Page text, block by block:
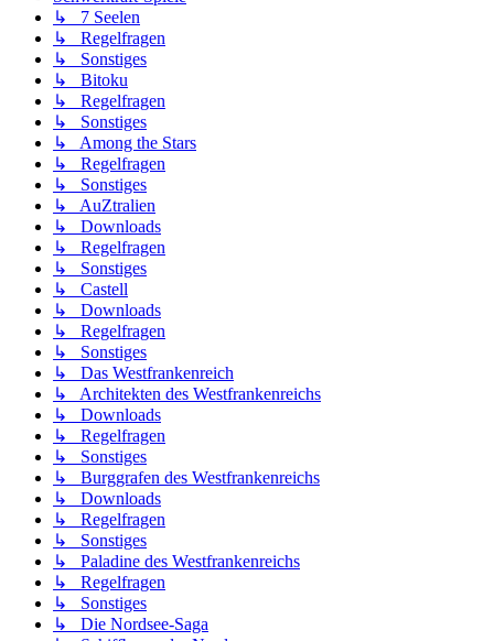
↳ 7 Seelen
↳ Regelfragen
↳ Sonstiges
↳ Bitoku
↳ Regelfragen
↳ Sonstiges
↳ Among the Stars
↳ Regelfragen
↳ Sonstiges
↳ AuZtralien
↳ Downloads
↳ Regelfragen
↳ Sonstiges
↳ Castell
↳ Downloads
↳ Regelfragen
↳ Sonstiges
↳ Das Westfrankenreich
↳ Architekten des Westfrankenreichs
↳ Downloads
↳ Regelfragen
↳ Sonstiges
↳ Burggrafen des Westfrankenreichs
↳ Downloads
↳ Regelfragen
↳ Sonstiges
↳ Paladine des Westfrankenreichs
↳ Regelfragen
↳ Sonstiges
↳ Die Nordsee-Saga